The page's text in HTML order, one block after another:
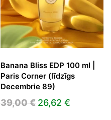
Banana Bliss EDP 100 ml |
Paris Corner (līdzīgs
Decembrie 89)
39,00€ Original
26,62 €